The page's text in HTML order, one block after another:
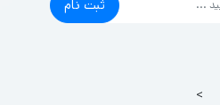
ثبت نام
>